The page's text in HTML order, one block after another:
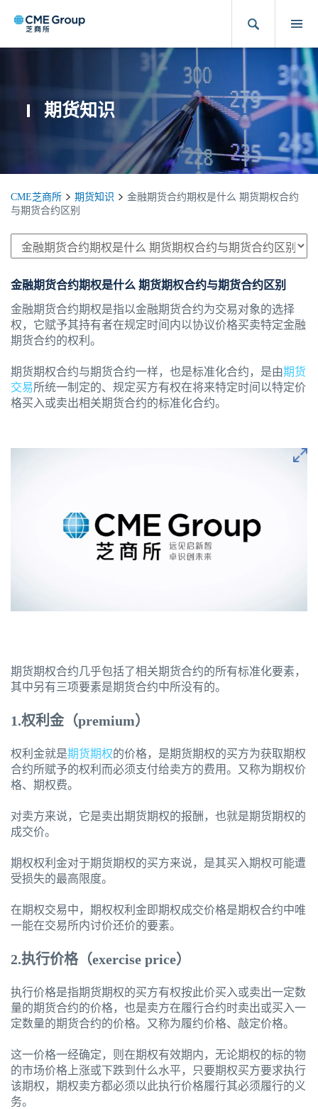
期货知识
CME芝商所 期货知识
金融期货合约期权是什么 期货期权合约
与期货合约区别
金融期货合约期权是什么 期货期权合约与期货合约区别
金融期货合约期权是指以金融期货合约为交易对象的选择
权，它赋予其持有者在规定时间内以协议价格买卖特定金融
期货合约的权利。
期货期权合约与期货合约一样，也是标准化合约，是由期货
交易所统一制定的、规定买方有权在将来特定时间以特定价
格买入或卖出相关期货合约的标准化合约。
期货期权合约几乎包括了相关期货合约的所有标准化要素，
其中另有三项要素是期货合约中所没有的。
1.权利金（premium）
权利金就是期货期权的价格，是期货期权的买方为获取期权
合约所赋予的权利而必须支付给卖方的费用。又称为期权价
格、期权费。
对卖方来说，它是卖出期货期权的报酬，也就是期货期权的
成交价。
期权权利金对于期货期权的买方来说，是其买入期权可能遭
受损失的最高限度。
在期权交易中，期权权利金即期权成交价格是期权合约中唯
一能在交易所内讨价还价的要素。
2.执行价格（exercise price）
执行价格是指期货期权的买方有权按此价买入或卖出一定数
量的期货合约的价格，也是卖方在履行合约时卖出或买入一
定数量的期货合约的价格。又称为履约价格、敲定价格。
这一价格一经确定，则在期权有效期内，无论期权的标的物
的市场价格上涨或下跌到什么水平，只要期权买方要求执行
该期权，期权卖方都必须以此执行价格履行其必须履行的义
务。